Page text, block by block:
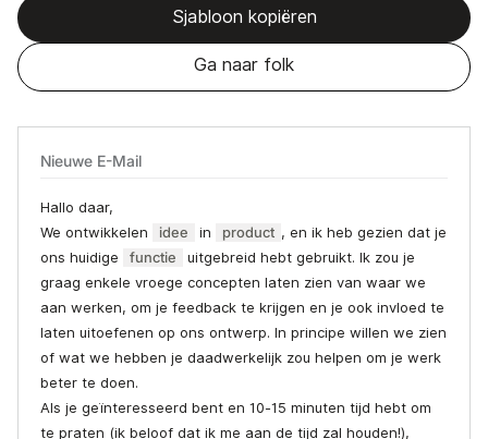
Nieuwe E-Mail
Hallo daar,
We ontwikkelen
idee in product , en ik heb gezien dat je
ons huidige
functie
uitgebreid hebt gebruikt. Ik zou je
graag enkele vroege concepten laten zien van waar we
aan werken, om je feedback te krijgen en je ook invloed te
laten uitoefenen op ons ontwerp. In principe willen we zien
of wat we hebben je daadwerkelijk zou helpen om je werk
beter te doen.
Als je geïnteresseerd bent en 10-15 minuten tijd hebt om
te praten (ik beloof dat ik me aan de tijd zal houden!),
Sjabloon kopiëren
Ga naar folk